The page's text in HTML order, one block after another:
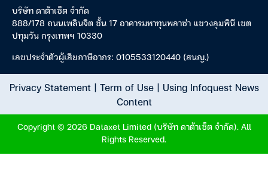
บริษัท ดาต้าเซ็ต จำกัด
888/178 ถนนเพลินจิต ชั้น 17 อาคารมหาทุนพลาซ่า แขวงลุมพินี เขต
ปทุมวัน กรุงเทพฯ 10330
เลขประจำตัวผู้เสียภาษีอากร: 0105533120440 (สนญ.)
Privacy Statement| Term of Use| Using Infoquest News
Content
Copyright © 2026 Dataxet Limited (บริษัท ดาต้าเซ็ต จำกัด). All
Rights Reserved.